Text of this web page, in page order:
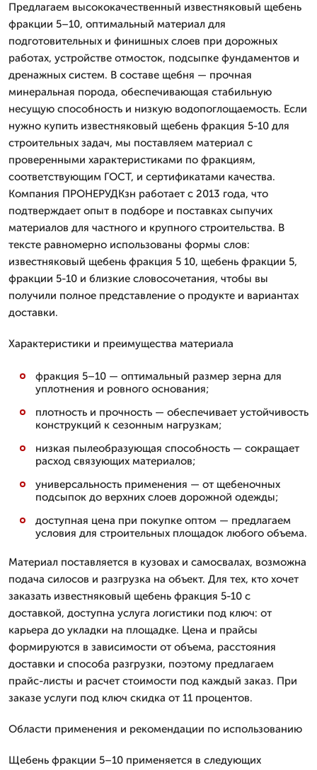
Предлагаем высококачественный известняковый щебень
фракции 5–10, оптимальный материал для
подготовительных и финишных слоев при дорожных
работах, устройстве отмосток, подсыпке фундаментов и
дренажных систем. В составе щебня — прочная
минеральная порода, обеспечивающая стабильную
несущую способность и низкую водопоглощаемость. Если
нужно купить известняковый щебень фракция 5-10 для
строительных задач, мы поставляем материал с
проверенными характеристиками по фракциям,
соответствующим ГОСТ, и сертификатами качества.
Компания ПРОНЕРУДКзн работает с 2013 года, что
подтверждает опыт в подборе и поставках сыпучих
материалов для частного и крупного строительства. В
тексте равномерно использованы формы слов:
известняковый щебень фракция 5 10, щебень фракции 5,
фракции 5-10 и близкие словосочетания, чтобы вы
получили полное представление о продукте и вариантах
доставки.
Характеристики и преимущества материала
фракция 5–10 — оптимальный размер зерна для
уплотнения и ровного основания;
плотность и прочность — обеспечивает устойчивость
конструкций к сезонным нагрузкам;
низкая пылеобразующая способность — сокращает
расход связующих материалов;
универсальность применения — от щебеночных
подсыпок до верхних слоев дорожной одежды;
доступная цена при покупке оптом — предлагаем
условия для строительных площадок любого объема.
Материал поставляется в кузовах и самосвалах, возможна
подача силосов и разгрузка на объект. Для тех, кто хочет
заказать известняковый щебень фракция 5-10 с
доставкой, доступна услуга логистики под ключ: от
карьера до укладки на площадке. Цена и прайсы
формируются в зависимости от объема, расстояния
доставки и способа разгрузки, поэтому предлагаем
прайс-листы и расчет стоимости под каждый заказ. При
заказе услуги под ключ скидка от 11 процентов.
Области применения и рекомендации по использованию
Щебень фракции 5–10 применяется в следующих